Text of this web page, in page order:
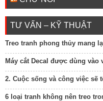
TƯ VẤN – KỸ THUẬT
Treo tranh phong thủy mang
Máy cắt Decal được dùng vào
2. Cuộc sống và công việc sẽ
6 loại tranh không nên treo